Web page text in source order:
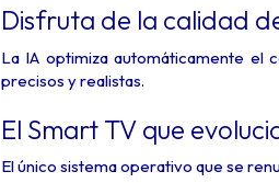
Disfruta de la calidad
La IA optimiza automáticamente el
precisos y realistas.
El Smart TV que
El único sistema operativo que se